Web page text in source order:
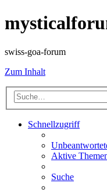
swiss-goa-forum
Zum Inhalt
Schnellzugriff
Aktive
Suche